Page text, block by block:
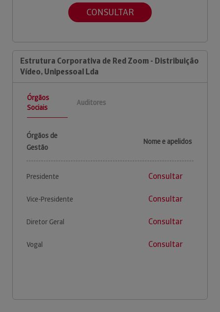
CONSULTAR
Estrutura Corporativa de Red Zoom - Distribuição
Vídeo, Unipessoal Lda
Órgãos
Sociais
Auditores
Órgãos de
Gestão
Nome e apelidos
Presidente Consultar
Vice-Presidente Consultar
Diretor Geral Consultar
Vogal Consultar